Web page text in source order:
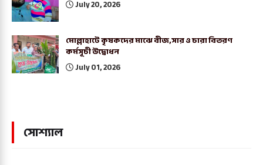
July 20, 2026
মোল্লাহাটে কৃষকদের মাঝে বীজ,সার ও চারা বিতরণ
কর্মসূচী উদ্বোধন
July 01, 2026
সোশ্যাল